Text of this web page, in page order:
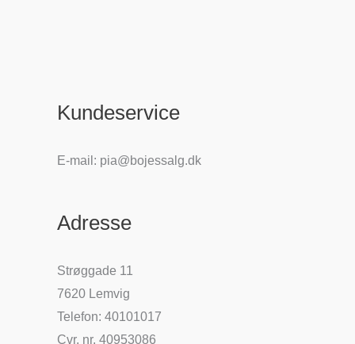
Kundeservice
E-mail: pia@bojessalg.dk
Adresse
Strøggade 11
7620 Lemvig
Telefon: 40101017
Cvr. nr. 40953086